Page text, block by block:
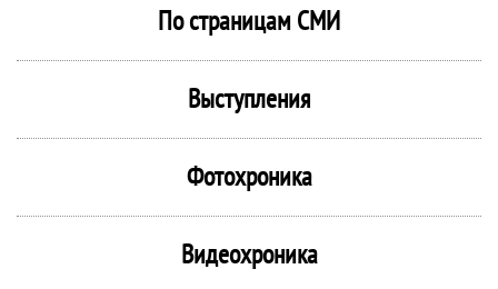
По страницам СМИ
Выступления
Фотохроника
Видеохроника